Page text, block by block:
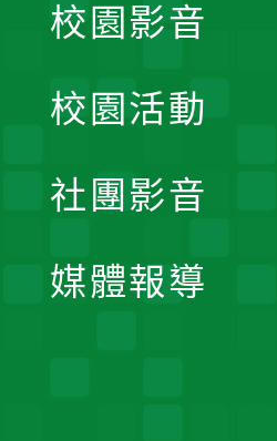
校園影音
校園活動
社團影音
媒體報導